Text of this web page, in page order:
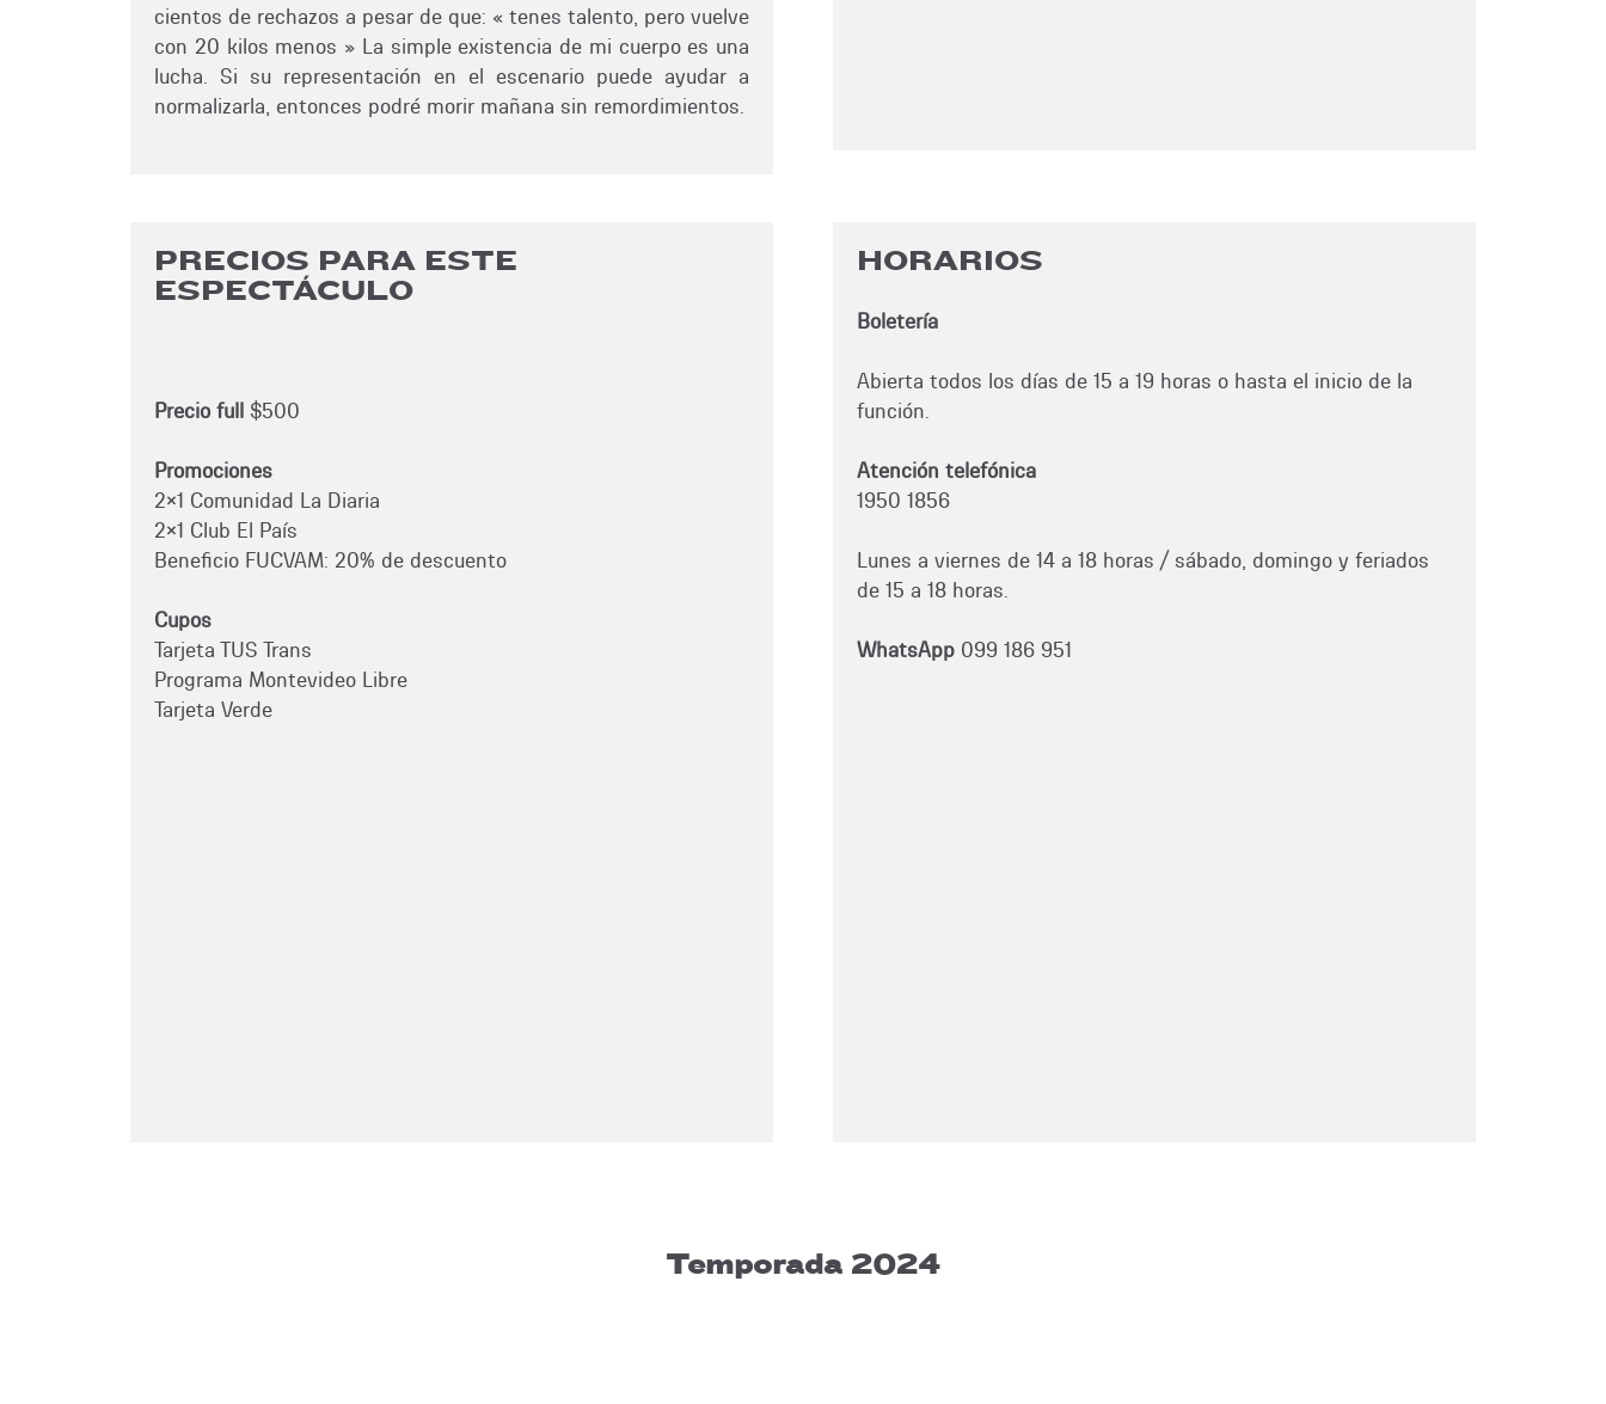
cientos de rechazos a pesar de que: « tenes talento, pero vuelve
con 20 kilos menos » La simple existencia de mi cuerpo es una
lucha. Si su representación en el escenario puede ayudar a
normalizarla, entonces podré morir mañana sin remordimientos.
PRECIOS PARA ESTE
ESPECTÁCULO
Precio full $500
Promociones
2x1 Comunidad La Diaria
2x1 Club El País
Beneficio FUCVAM: 20% de descuento
Cupos
Tarjeta TUS Trans
Programa Montevideo Libre
Tarjeta Verde
HORARIOS
Boletería
Abierta todos los días de 15 a 19 horas o hasta el inicio de la
función.
Atención telefónica
1950 1856
Lunes a viernes de 14 a 18 horas / sábado, domingo y feriados
de 15 a 18 horas.
WhatsApp 099 186 951
Temporada 2024